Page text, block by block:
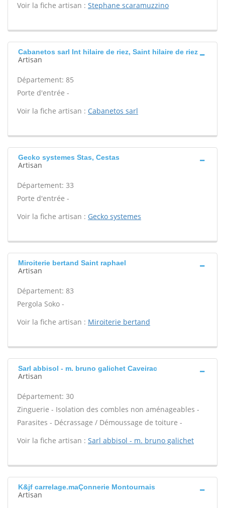
Voir la fiche artisan : Stephane scaramuzzino
Cabanetos sarl Int hilaire de riez, Saint hilaire de riez
Artisan
Département: 85
Porte d'entrée -
Voir la fiche artisan : Cabanetos sarl
Gecko systemes Stas, Cestas
Artisan
Département: 33
Porte d'entrée -
Voir la fiche artisan : Gecko systemes
Miroiterie bertand Saint raphael
Artisan
Département: 83
Pergola Soko -
Voir la fiche artisan : Miroiterie bertand
Sarl abbisol - m. bruno galichet Caveirac
Artisan
Département: 30
Zinguerie - Isolation des combles non aménageables -
Parasites - Décrassage / Démoussage de toiture -
Voir la fiche artisan : Sarl abbisol - m. bruno galichet
K&jf carrelage.maÇonnerie Montournais
Artisan